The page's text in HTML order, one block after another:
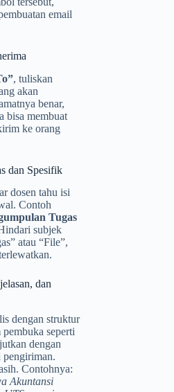
email
, tuliskan
akan
benar,
bisa membuat
ke orang
dan Spesifik
dosen tahu isi
Contoh
Tugas
subjek
atau “File”,
dan
dengan struktur
seperti
dengan
pengiriman.
Contohnya:
Akuntansi